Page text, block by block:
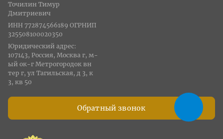
Обратный звонок
Точилин Тимур
Дмитриевич
ИНН 772874566189 ОГРНИП
325508100020350
Юридический адрес:
107143, Россия, Москва г, м-
ый ок-г Метрогородок вн
тер г, ул Тагильская, д 3, к
3, кв 50